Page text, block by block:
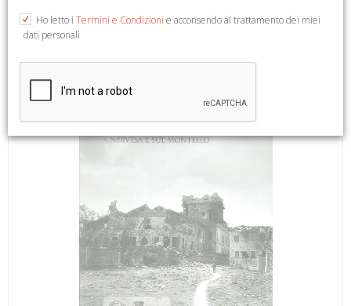
Ho letto i Termini e Condizioni e acconsendo al trattamento dei miei
dati personali